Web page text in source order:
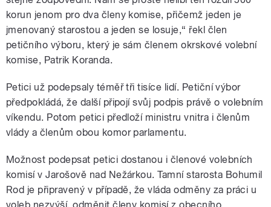
korun jenom pro dva členy komise, přičemž jeden je
jmenovaný starostou a jeden se losuje,“ řekl člen
petičního výboru, který je sám členem okrskové volební
komise, Patrik Koranda.
Petici už podepsaly téměř tři tisíce lidí. Petiční výbor
předpokládá, že další připojí svůj podpis právě o volebním
víkendu. Potom petici předloží ministru vnitra i členům
vlády a členům obou komor parlamentu.
Možnost podepsat petici dostanou i členové volebních
komisí v Jarošově nad Nežárkou. Tamní starosta Bohumil
Rod je připravený v případě, že vláda odměny za práci u